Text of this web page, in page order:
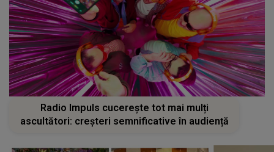
Radio Impuls cucerește tot mai mulți
ascultători: creșteri semnificative în audiență